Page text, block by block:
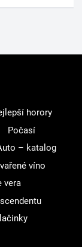
horory
Počasí
– katalog
víno
vera